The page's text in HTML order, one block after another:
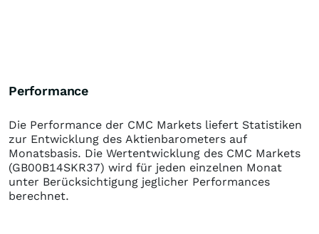
Performance
Die Performance der CMC Markets liefert Statistiken
zur Entwicklung des Aktienbarometers auf
Monatsbasis. Die Wertentwicklung des CMC Markets
(GB00B14SKR37) wird für jeden einzelnen Monat
unter Berücksichtigung jeglicher Performances
berechnet.